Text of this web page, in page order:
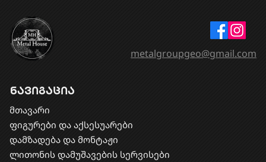
ნავიგაცია
მთავარი
ფიგურები და აქსესუარები
დამზადება და მონტაჟი
​ლითონის დამუშავების სერვისები
metalgroupgeo@gmail.com